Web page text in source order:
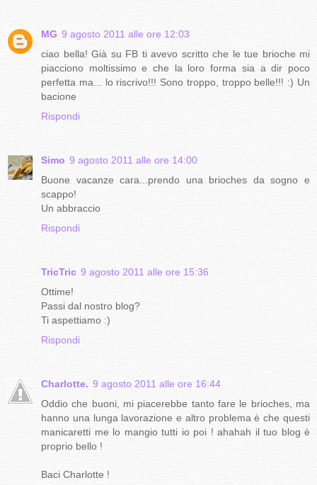
MG 9 agosto 2011 alle ore 12:03
ciao bella! Già su FB ti avevo scritto che le tue brioche mi
piacciono moltissimo e che la loro forma sia a dir poco
perfetta ma... lo riscrivo!!! Sono troppo, troppo belle!!! :) Un
bacione
Rispondi
Simo 9 agosto 2011 alle ore 14:00
Buone vacanze cara...prendo una brioches da sogno e
scappo!
Un abbraccio
Rispondi
TricTric 9 agosto 2011 alle ore 15:36
Ottime!
Passi dal nostro blog?
Ti aspettiamo :)
Rispondi
Charlotte. 9 agosto 2011 alle ore 16:44
Oddio che buoni, mi piacerebbe tanto fare le brioches, ma
hanno una lunga lavorazione e altro problema è che questi
manicaretti me lo mangio tutti io poi ! ahahah il tuo blog è
proprio bello !
Baci Charlotte !